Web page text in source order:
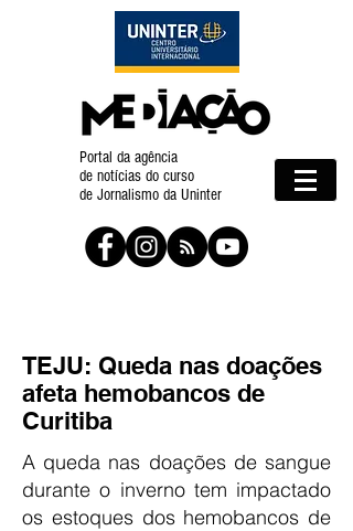
Portal da agência
de notícias do curso
de Jornalismo da Uninter
TEJU: Queda nas doações
afeta hemobancos de
Curitiba
A queda nas doações de sangue
durante o inverno tem impactado
os estoques dos hemobancos de